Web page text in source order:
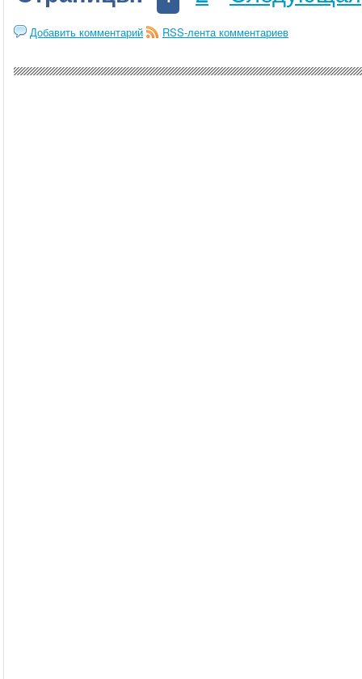
Добавить комментарий RSS-лента комментариев